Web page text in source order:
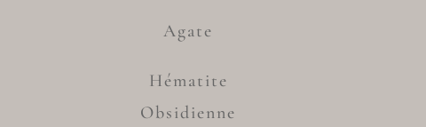
Agate
Hématite
Obsidienne